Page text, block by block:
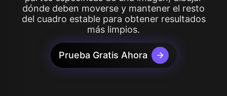
dónde deben moverse y mantener el resto
del cuadro estable para obtener resultados
más limpios.
Prueba Gratis Ahora